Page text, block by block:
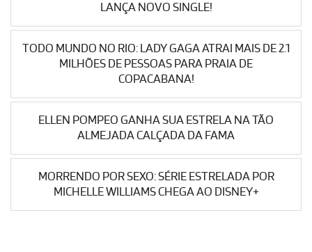
LANÇA NOVO SINGLE!
TODO MUNDO NO RIO: LADY GAGA ATRAI MAIS DE 2.1
MILHÕES DE PESSOAS PARA PRAIA DE
COPACABANA!
ELLEN POMPEO GANHA SUA ESTRELA NA TÃO
ALMEJADA CALÇADA DA FAMA
MORRENDO POR SEXO: SÉRIE ESTRELADA POR
MICHELLE WILLIAMS CHEGA AO DISNEY+